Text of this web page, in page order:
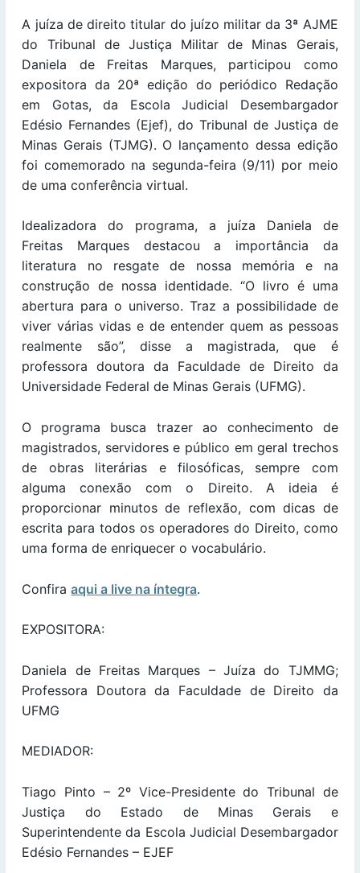
A juíza de direito titular do juízo militar da 3ª AJME
do Tribunal de Justiça Militar de Minas Gerais,
Daniela de Freitas Marques, participou como
expositora da 20ª edição do periódico Redação
em Gotas, da Escola Judicial Desembargador
Edésio Fernandes (Ejef), do Tribunal de Justiça de
Minas Gerais (TJMG). O lançamento dessa edição
foi comemorado na segunda-feira (9/11) por meio
de uma conferência virtual.
Idealizadora do programa, a juíza Daniela de
Freitas Marques destacou a importância da
literatura no resgate de nossa memória e na
construção de nossa identidade. “O livro é uma
abertura para o universo. Traz a possibilidade de
viver várias vidas e de entender quem as pessoas
realmente são”, disse a magistrada, que é
professora doutora da Faculdade de Direito da
Universidade Federal de Minas Gerais (UFMG).
O programa busca trazer ao conhecimento de
magistrados, servidores e público em geral trechos
de obras literárias e filosóficas, sempre com
alguma conexão com o Direito. A ideia é
proporcionar minutos de reflexão, com dicas de
escrita para todos os operadores do Direito, como
uma forma de enriquecer o vocabulário.
Confiraaqui a live na íntegra.
EXPOSITORA:
Daniela de Freitas Marques – Juíza do TJMMG;
Professora Doutora da Faculdade de Direito da
UFMG
MEDIADOR:
Tiago Pinto – 2º Vice-Presidente do Tribunal de
Justiça do Estado de Minas Gerais e
Superintendente da Escola Judicial Desembargador
Edésio Fernandes – EJEF